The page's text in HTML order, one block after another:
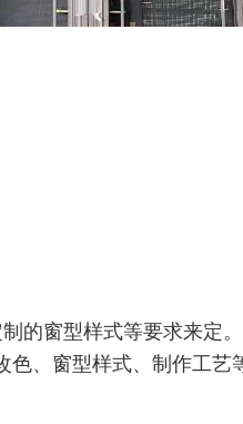
的窗型样式等要求来定
色、窗型样式、制作工